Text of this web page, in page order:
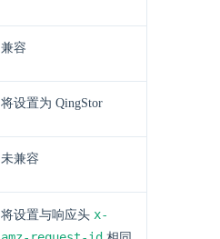
兼容
将设置为 QingStor
未兼容
将设置与响应头 x-